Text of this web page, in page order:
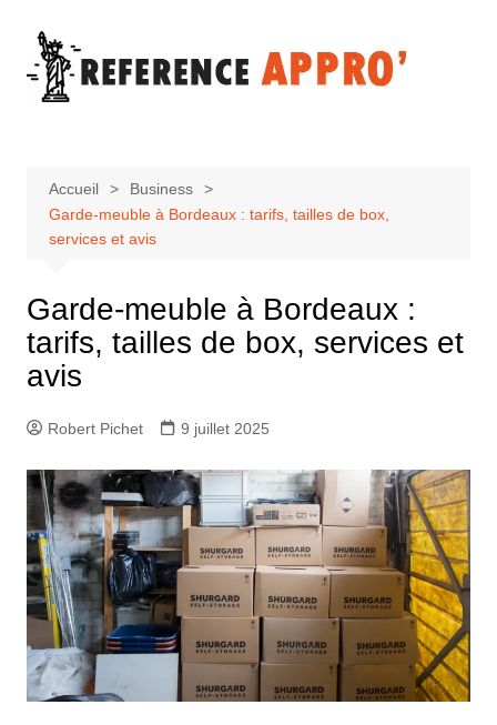
contenu
Accueil
Business
Garde-meuble à Bordeaux : tarifs, tailles de box,
services et avis
Garde-meuble à Bordeaux :
tarifs, tailles de box, services et
avis
Robert Pichet 9 juillet 2025